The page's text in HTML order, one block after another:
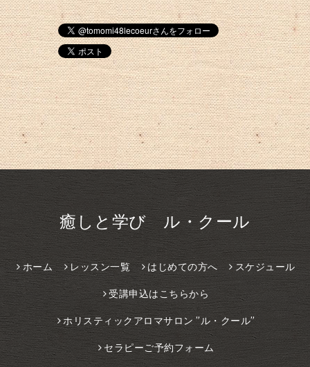
癒しと学び ル・クール
ホーム レッスン一覧 はじめての方へ スケジュール
受講申込はこちらから
ホリスティックアロマサロン ”ル・クール”
セラピーご予約フォーム